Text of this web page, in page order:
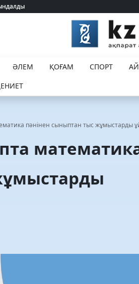
ӘЛЕМ ҚОҒАМ СПОРТ
пәнінен сыныптан тыс жұмыстарды